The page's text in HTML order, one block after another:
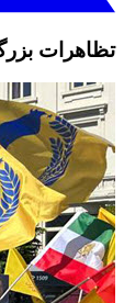
تظاهرات